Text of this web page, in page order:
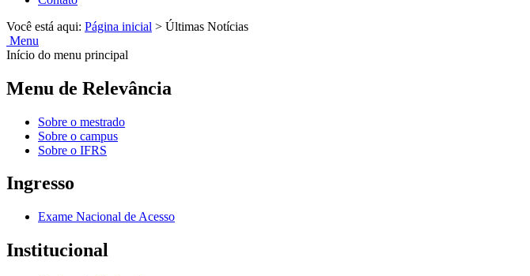
Você está aqui: Página inicial > Últimas Notícias
Menu
Início do menu principal
Menu de Relevância
Sobre o mestrado
Sobre o campus
Sobre o IFRS
Ingresso
Exame Nacional de Acesso
Institucional